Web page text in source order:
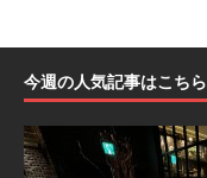
今週の人気記事はこちら